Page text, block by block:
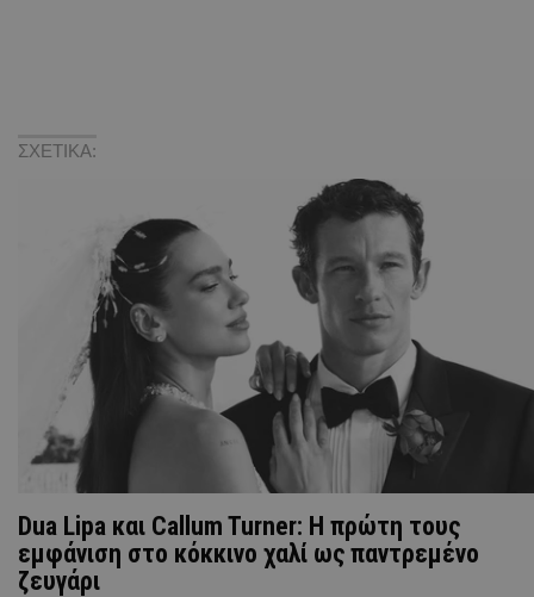
ΣΧΕΤΙΚΑ:
Dua Lipa και Callum Turner: Η πρώτη τους
εμφάνιση στο κόκκινο χαλί ως παντρεμένο
ζευγάρι